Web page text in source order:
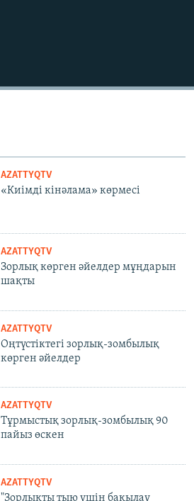
AZATTYQTV
«Киімді кінәлама» көрмесі
AZATTYQTV
Зорлық көрген әйелдер мұңдарын
шақты
AZATTYQTV
Оңтүстіктегі зорлық-зомбылық
көрген әйелдер
AZATTYQTV
Тұрмыстық зорлық-зомбылық 90
пайыз өскен
AZATTYQTV
"Зорлықты тыю үшін бақылау